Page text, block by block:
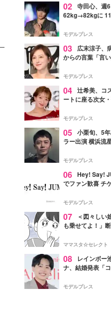
02 寺田心、週
62kg→82kgに
「かっこいい」と
モデルプレス
03
広末涼子、
からの言葉「言
モデルプレス
04 辻希美、コ
ートに座る次女
ぎ」「成長を感じ
モデルプレス
05 小栗旬、5
ラー出演 横浜流
モデルプレス
06 Hey! Say!
でファン歓喜 チ
モデルプレス
07
＜図々しい
も乗せてよ！」
ママスタ☆セレクト
08
レインボー
ナ、結婚発表「
点変更のため
モデルプレス